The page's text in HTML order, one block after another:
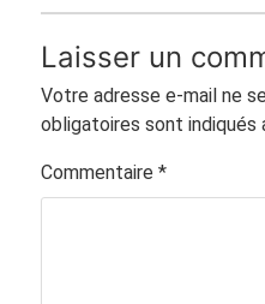
Laisser un
Votre adresse e-mail ne
obligatoires sont indiqués
Commentaire *